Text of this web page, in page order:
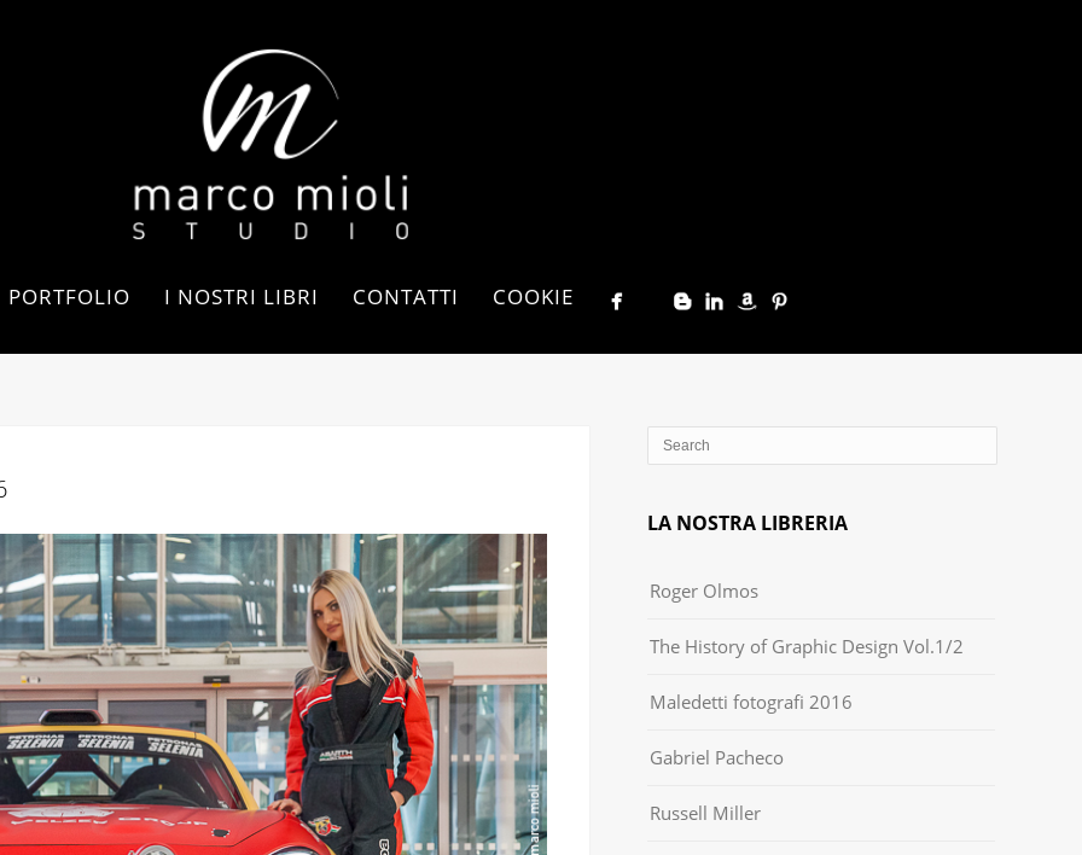
PORTFOLIO I NOSTRI LIBRI CONTATTI COOKIE
LA NOSTRA LIBRERIA
Roger Olmos
The History of Graphic Design Vol.1/2
Maledetti fotografi 2016
Gabriel Pacheco
Russell Miller